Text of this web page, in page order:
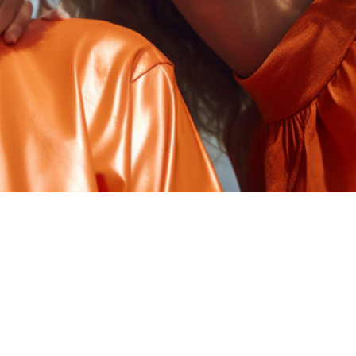
FAQ Zertifizierung